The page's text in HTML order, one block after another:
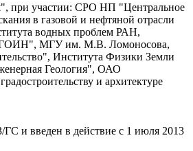
при участии: СРО НП "Центральное
в газовой и нефтяной отрасли
водных проблем РАН,
"ГОИН", МГУ им. М.В. Ломоносова,
Института Физики Земли
Геология", ОАО
и архитектуре
ГС и введен в действие с 1 июля 2013